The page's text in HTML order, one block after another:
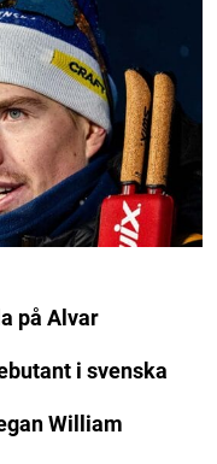
på Alvar
i svenska
William